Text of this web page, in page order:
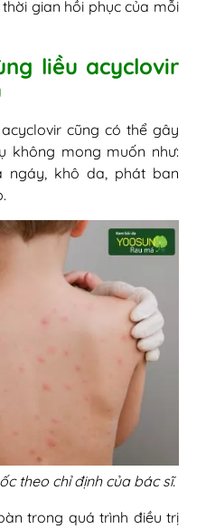
gian hồi phục của mỗi
liều acyclovir
cũng có thể gây
không mong muốn như:
ngáy, khô da, phát ban
theo chỉ định của bác sĩ.
trong quá trình điều trị